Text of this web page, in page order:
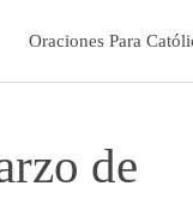
Oraciones Para
de